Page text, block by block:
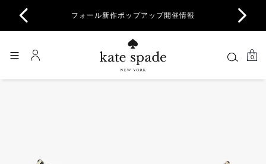
フォール新作ポップアップ開催情報
0